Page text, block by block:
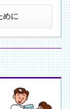
めに